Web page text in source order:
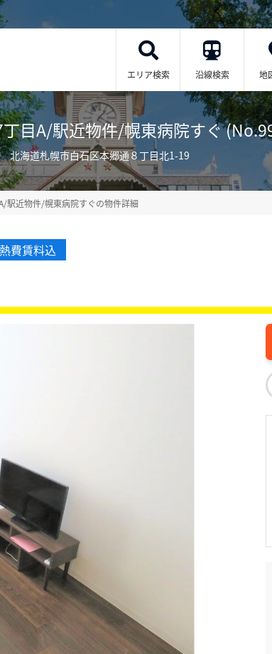
エリア検索 沿線検索 地
丁目A/駅近物件/幌東病院すぐ
北海道札幌市白石区本郷通８丁目北1-19
駅近物件/幌東病院すぐの物件詳細
費賃料込